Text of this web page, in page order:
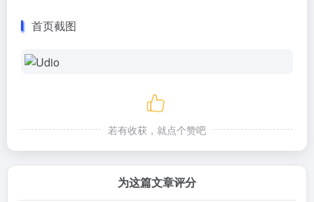
首页截图
若有收获，就点个赞吧
为这篇文章评分